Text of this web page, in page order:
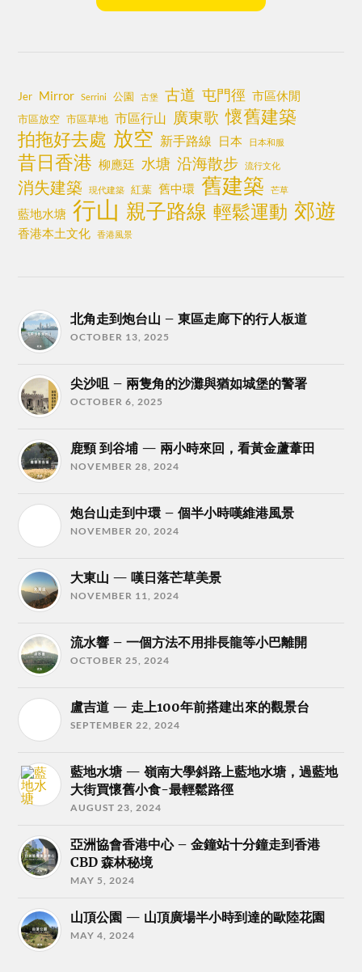
Jer Mirror Serrini 公園 古堡 古道 屯門徑 市區休閒
市區放空 市區草地 市區行山 廣東歌 懷舊建築
拍拖好去處 放空 新手路線 日本 日本和服
昔日香港 柳應廷 水塘 沿海散步 流行文化
消失建築 現代建築 紅葉 舊中環 舊建築 芒草
藍地水塘 行山 親子路線 輕鬆運動 郊遊
香港本土文化 香港風景
北角走到炮台山 – 東區走廊下的行人板道
OCTOBER 13, 2025
尖沙咀 – 兩隻角的沙灘與猶如城堡的警署
OCTOBER 6, 2025
鹿頸 到谷埔 — 兩小時來回，看黃金蘆葦田
NOVEMBER 28, 2024
炮台山走到中環 – 個半小時嘆維港風景
NOVEMBER 20, 2024
大東山 — 嘆日落芒草美景
NOVEMBER 11, 2024
流水響 – 一個方法不用排長龍等小巴離開
OCTOBER 25, 2024
盧吉道 — 走上100年前搭建出來的觀景台
SEPTEMBER 22, 2024
藍地水塘 — 嶺南大學斜路上藍地水塘，過藍地
大街買懷舊小食-最輕鬆路徑
AUGUST 23, 2024
亞洲協會香港中心 – 金鐘站十分鐘走到香港
CBD 森林秘境
MAY 5, 2024
山頂公園 — 山頂廣場半小時到達的歐陸花園
MAY 4, 2024